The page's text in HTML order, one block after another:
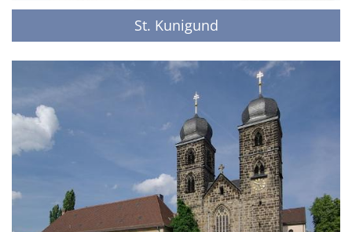
St. Kunigund